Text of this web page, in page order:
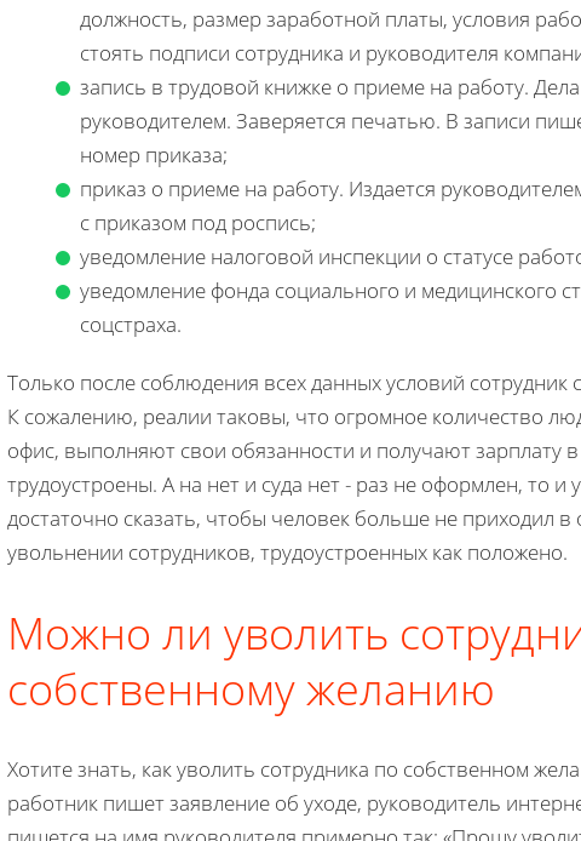
должность, размер заработной платы, условия
стоять подписи сотрудника и руководителя
запись в трудовой книжке о приеме на работу.
руководителем. Заверяется печатью. В записи
номер приказа;
приказ о приеме на работу. Издается
с приказом под роспись;
уведомление налоговой инспекции о статусе
уведомление фонда социального и медицинского
соцстраха.
Только после соблюдения всех данных условий
К сожалению, реалии таковы, что огромное количество
офис, выполняют свои обязанности и получают зарплату
трудоустроены. А на нет и суда нет - раз не оформлен, то
достаточно сказать, чтобы человек больше не приходил
увольнении сотрудников, трудоустроенных как положено.
Можно ли уволить
собственному желанию
Хотите знать, как уволить сотрудника по собственном
работник пишет заявление об уходе, руководитель